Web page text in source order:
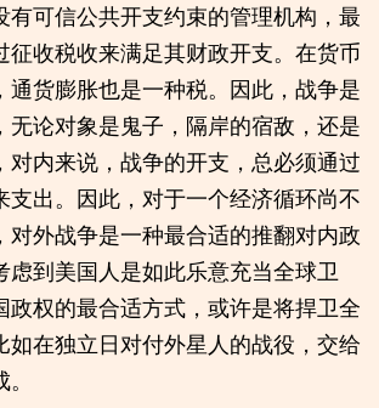
有可信公共开支约束的管理机构，最
征收税收来满足其财政开支。在货币
通货膨胀也是一种税。因此，战争是
无论对象是鬼子，隔岸的宿敌，还是
对内来说，战争的开支，总必须通过
支出。因此，对于一个经济循环尚不
对外战争是一种最合适的推翻对内政
虑到美国人是如此乐意充当全球卫
政权的最合适方式，或许是将捍卫全
如在独立日对付外星人的战役，交给